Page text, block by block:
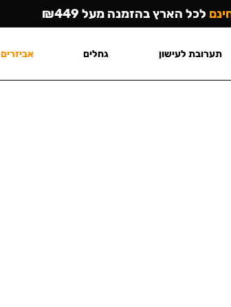
לכל הארץ בהזמנה מעל ₪449
תערובת לעישון גחלים אביזרים